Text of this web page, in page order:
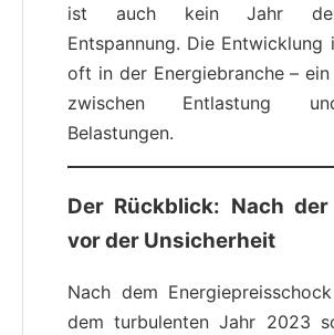
ist auch kein Jahr
Entspannung. Die Entwicklung
oft in der Energiebranche – ein
zwischen Entlastung
Belastungen.
Der Rückblick: Nach
vor der Unsicherheit
Nach dem
dem turbulenten Jahr 2023